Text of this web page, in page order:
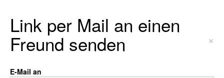
Link per Mail an einen
Freund senden ×
E-Mail an